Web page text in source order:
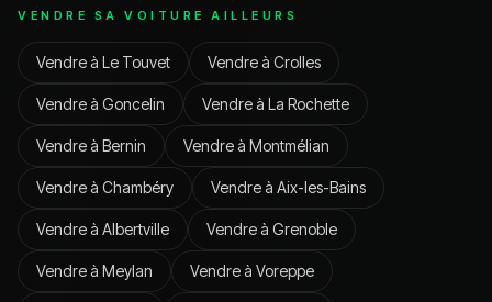
VENDRE SA VOITURE AILLEURS
Vendre à Le Touvet Vendre à Crolles
Vendre à Goncelin Vendre à La Rochette
Vendre à Bernin Vendre à Montmélian
Vendre à Chambéry Vendre à Aix-les-Bains
Vendre à Albertville Vendre à Grenoble
Vendre à Meylan Vendre à Voreppe